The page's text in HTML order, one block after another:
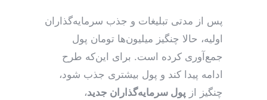
پس از مدتی تبلیغات و جذب سرمایه‌گذاران
اولیه، حالا چنگیز میلیون‌ها تومان پول
جمع‌آوری کرده است. برای این‌که طرح
ادامه پیدا کند و پول بیشتری جذب شود،
چنگیز از پول سرمایه‌گذاران جدید،